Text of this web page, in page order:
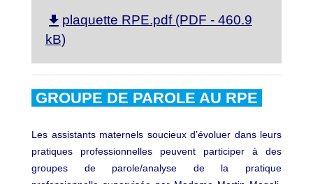
file_download plaquette RPE.pdf (PDF - 460.9
kB)
GROUPE DE PAROLE AU RPE
Les assistants maternels soucieux d’évoluer dans leurs
pratiques professionnelles peuvent participer à des
groupes de parole/analyse de la pratique